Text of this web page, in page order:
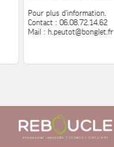
Pour plus d'information.
Contact : 06.08.72.14.62
Mail : h.peutot@bonglet.fr